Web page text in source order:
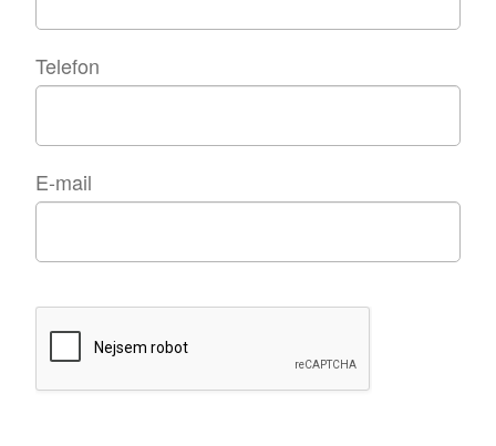
Telefon
E-mail